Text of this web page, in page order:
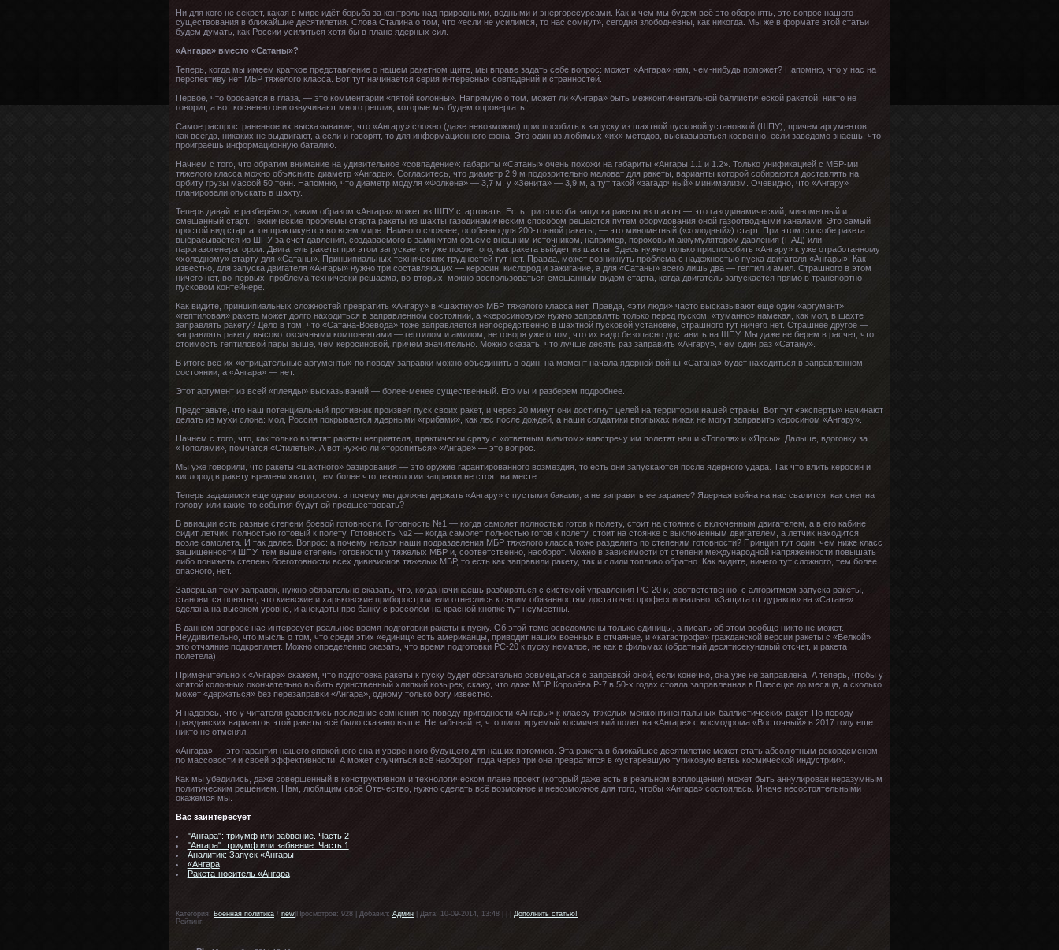
Ни для кого не секрет, какая в мире идёт борьба за контроль над природными, водными и энергоресурсами. Как и чем мы будем всё это оборонять, это вопрос нашего
существования в ближайшие десятилетия. Слова Сталина о том, что «если не усилимся, то нас сомнут», сегодня злободневны, как никогда. Мы же в формате этой статьи
будем думать, как России усилиться хотя бы в плане ядерных сил.
«Ангара» вместо «Сатаны»?
Теперь, когда мы имеем краткое представление о нашем ракетном щите, мы вправе задать себе вопрос: может, «Ангара» нам, чем-нибудь поможет? Напомню, что у нас на
перспективу нет МБР тяжелого класса. Вот тут начинается серия интересных совпадений и странностей.
Первое, что бросается в глаза, — это комментарии «пятой колонны». Напрямую о том, может ли «Ангара» быть межконтинентальной баллистической ракетой, никто не
говорит, а вот косвенно они озвучивают много реплик, которые мы будем опровергать.
Самое распространенное их высказывание, что «Ангару» сложно (даже невозможно) приспособить к запуску из шахтной пусковой установкой (ШПУ), причем аргументов,
как всегда, никаких не выдвигают, а если и говорят, то для информационного фона. Это один из любимых «их» методов, высказываться косвенно, если заведомо знаешь, что
проиграешь информационную баталию.
Начнем с того, что обратим внимание на удивительное «совпадение»: габариты «Сатаны» очень похожи на габариты «Ангары 1.1 и 1.2». Только унификацией с МБР-ми
тяжелого класса можно объяснить диаметр «Ангары». Согласитесь, что диаметр 2,9 м подозрительно маловат для ракеты, варианты которой собираются доставлять на
орбиту грузы массой 50 тонн. Напомню, что диаметр модуля «Фолкена» — 3,7 м, у «Зенита» — 3,9 м, а тут такой «загадочный» минимализм. Очевидно, что «Ангару»
планировали опускать в шахту.
Теперь давайте разберёмся, каким образом «Ангара» может из ШПУ стартовать. Есть три способа запуска ракеты из шахты — это газодинамический, минометный и
смешанный старт. Технические проблемы старта ракеты из шахты газодинамическим способом решаются путём оборудования оной газоотводными каналами. Это самый
простой вид старта, он практикуется во всем мире. Намного сложнее, особенно для 200-тонной ракеты, — это минометный («холодный») старт. При этом способе ракета
выбрасывается из ШПУ за счет давления, создаваемого в замкнутом объеме внешним источником, например, пороховым аккумулятором давления (ПАД) или
парогазогенератором. Двигатель ракеты при этом запускается уже после того, как ракета выйдет из шахты. Здесь нужно только приспособить «Ангару» к уже отработанному
«холодному» старту для «Сатаны». Принципиальных технических трудностей тут нет. Правда, может возникнуть проблема с надежностью пуска двигателя «Ангары». Как
известно, для запуска двигателя «Ангары» нужно три составляющих — керосин, кислород и зажигание, а для «Сатаны» всего лишь два — гептил и амил. Страшного в этом
ничего нет, во-первых, проблема технически решаема, во-вторых, можно воспользоваться смешанным видом старта, когда двигатель запускается прямо в транспортно-
пусковом контейнере.
Как видите, принципиальных сложностей превратить «Ангару» в «шахтную» МБР тяжелого класса нет. Правда, «эти люди» часто высказывают еще один «аргумент»:
«гептиловая» ракета может долго находиться в заправленном состоянии, а «керосиновую» нужно заправлять только перед пуском, «туманно» намекая, как мол, в шахте
заправлять ракету? Дело в том, что «Сатана-Воевода» тоже заправляется непосредственно в шахтной пусковой установке, страшного тут ничего нет. Страшнее другое —
заправлять ракету высокотоксичными компонентами — гептилом и амилом, не говоря уже о том, что их надо безопасно доставить на ШПУ. Мы даже не берем в расчет, что
стоимость гептиловой пары выше, чем керосиновой, причем значительно. Можно сказать, что лучше десять раз заправить «Ангару», чем один раз «Сатану».
В итоге все их «отрицательные аргументы» по поводу заправки можно объединить в один: на момент начала ядерной войны «Сатана» будет находиться в заправленном
состоянии, а «Ангара» — нет.
Этот аргумент из всей «плеяды» высказываний — более-менее существенный. Его мы и разберем подробнее.
Представьте, что наш потенциальный противник произвел пуск своих ракет, и через 20 минут они достигнут целей на территории нашей страны. Вот тут «эксперты» начинают
делать из мухи слона: мол, Россия покрывается ядерными «грибами», как лес после дождей, а наши солдатики впопыхах никак не могут заправить керосином «Ангару».
Начнем с того, что, как только взлетят ракеты неприятеля, практически сразу с «ответным визитом» навстречу им полетят наши «Тополя» и «Ярсы». Дальше, вдогонку за
«Тополями», помчатся «Стилеты». А вот нужно ли «торопиться» «Ангаре» — это вопрос.
Мы уже говорили, что ракеты «шахтного» базирования — это оружие гарантированного возмездия, то есть они запускаются после ядерного удара. Так что влить керосин и
кислород в ракету времени хватит, тем более что технологии заправки не стоят на месте.
Теперь зададимся еще одним вопросом: а почему мы должны держать «Ангару» с пустыми баками, а не заправить ее заранее? Ядерная война на нас свалится, как снег на
голову, или какие-то события будут ей предшествовать?
В авиации есть разные степени боевой готовности. Готовность №1 — когда самолет полностью готов к полету, стоит на стоянке с включенным двигателем, а в его кабине
сидит летчик, полностью готовый к полету. Готовность №2 — когда самолет полностью готов к полету, стоит на стоянке с выключенным двигателем, а летчик находится
возле самолета. И так далее. Вопрос: а почему нельзя наши подразделения МБР тяжелого класса тоже разделить по степеням готовности? Принцип тут один: чем ниже класс
защищенности ШПУ, тем выше степень готовности у тяжелых МБР и, соответственно, наоборот. Можно в зависимости от степени международной напряженности повышать
либо понижать степень боеготовности всех дивизионов тяжелых МБР, то есть как заправили ракету, так и слили топливо обратно. Как видите, ничего тут сложного, тем более
опасного, нет.
Завершая тему заправок, нужно обязательно сказать, что, когда начинаешь разбираться с системой управления РС-20 и, соответственно, с алгоритмом запуска ракеты,
становится понятно, что киевские и харьковские приборостроители отнеслись к своим обязанностям достаточно профессионально. «Защита от дураков» на «Сатане»
сделана на высоком уровне, и анекдоты про банку с рассолом на красной кнопке тут неуместны.
В данном вопросе нас интересует реальное время подготовки ракеты к пуску. Об этой теме осведомлены только единицы, а писать об этом вообще никто не может.
Неудивительно, что мысль о том, что среди этих «единиц» есть американцы, приводит наших военных в отчаяние, и «катастрофа» гражданской версии ракеты с «Белкой»
это отчаяние подкрепляет. Можно определенно сказать, что время подготовки РС-20 к пуску немалое, не как в фильмах (обратный десятисекундный отсчет, и ракета
полетела).
Применительно к «Ангаре» скажем, что подготовка ракеты к пуску будет обязательно совмещаться с заправкой оной, если конечно, она уже не заправлена. А теперь, чтобы у
«пятой колонны» окончательно выбить единственный хлипкий козырек, скажу, что даже МБР Королёва Р-7 в 50-х годах стояла заправленная в Плесецке до месяца, а сколько
может «держаться» без перезаправки «Ангара», одному только богу известно.
Я надеюсь, что у читателя развеялись последние сомнения по поводу пригодности «Ангары» к классу тяжелых межконтинентальных баллистических ракет. По поводу
гражданских вариантов этой ракеты всё было сказано выше. Не забывайте, что пилотируемый космический полет на «Ангаре» с космодрома «Восточный» в 2017 году еще
никто не отменял.
«Ангара» — это гарантия нашего спокойного сна и уверенного будущего для наших потомков. Эта ракета в ближайшее десятилетие может стать абсолютным рекордсменом
по массовости и своей эффективности. А может случиться всё наоборот: года через три она превратится в «устаревшую тупиковую ветвь космической индустрии».
Как мы убедились, даже совершенный в конструктивном и технологическом плане проект (который даже есть в реальном воплощении) может быть аннулирован неразумным
политическим решением. Нам, любящим своё Отечество, нужно сделать всё возможное и невозможное для того, чтобы «Ангара» состоялась. Иначе несостоятельными
окажемся мы.
Вас заинтересует
"Ангара": триумф или забвение. Часть 2
"Ангара": триумф или забвение. Часть 1
Аналитик: Запуск «Ангары
«Ангара
Ракета-носитель «Ангара
Категория: Военная политика / new |Просмотров: 928 | Добавил: Админ | Дата: 10-09-2014, 13:48 | | | Дополнить статью!
Рейтинг: